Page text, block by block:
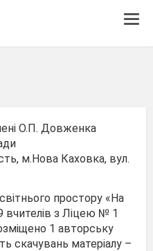
О.П. Довженка
м.Нова Каховка, вул.
простору «На
вчителів з Ліцею № 1
1 авторську
скачувань матеріалу –